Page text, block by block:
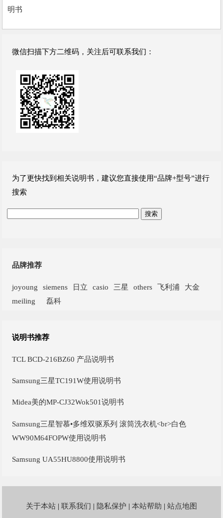
明书
微信扫描下方二维码，关注后可联系我们：
为了更快找到相关说明书，建议您直接使用“品牌+型号”进行
搜索
品牌推荐
joyoung siemens 日立 casio 三星 others 飞利浦
大金
meiling
磊科
说明书推荐
TCL BCD-216BZ60 产品说明书
Samsung三星TC191W使用说明书
Midea美的MP-CJ32Wok501说明书
Samsung三星智慕•多维双驱系列 滚筒洗衣机<br>白色
WW90M64FOPW使用说明书
Samsung UA55HU8800使用说明书
关于本站 | 联系我们 | 隐私保护 | 本站帮助 | 站点地图